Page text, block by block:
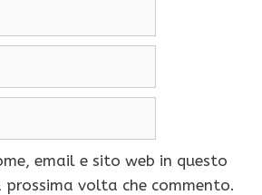
email e sito web in questo
prossima volta che commento.